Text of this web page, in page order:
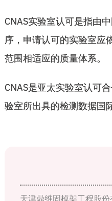
CNAS实验室认可是指由
序，申请认可的实验室应
范围相适应的质量体系。
CNAS是亚太实验室认可
验室所出具的检测数据国
天津鼎维固模架工程股